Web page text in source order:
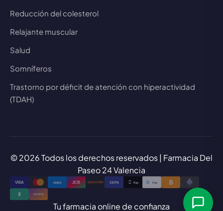
Reducción del colesterol
Relajante muscular
Salud
Somníferos
Trastorno por déficit de atención con hiperactividad
(TDAH)
© 2026 Todos los derechos reservados | Farmacia Del
Paseo 24 Valencia
VISA AMEX JCB DISCOVER SEPA  Pay G Pay ₿
₮ CRYPTO
Tu farmacia online de confianza